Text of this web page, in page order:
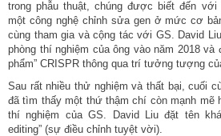
trong phẫu thuật, chúng được biết đến với
một công nghệ chỉnh sửa gen ở mức cơ
cùng tham gia và cộng tác với GS. David
phòng thí nghiệm của ông vào năm 2018 và
phẩm” CRISPR thông qua trí tưởng tượng
Sau rất nhiều thử nghiệm và thất bại, cuối
đã tìm thấy một thứ thậm chí còn mạnh mẽ
thí nghiệm của GS. David Liu đặt tên
editing” (sự điều chỉnh tuyệt vời).